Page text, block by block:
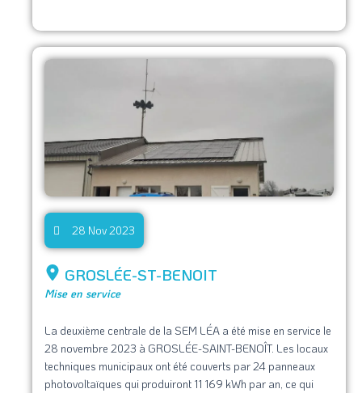
28 Nov 2023
GROSLÉE-ST-BENOIT
Mise en service
La deuxième centrale de la SEM LÉA a été mise en service le
28 novembre 2023 à GROSLÉE-SAINT-BENOÎT. Les locaux
techniques municipaux ont été couverts par 24 panneaux
photovoltaïques qui produiront 11 169 kWh par an, ce qui